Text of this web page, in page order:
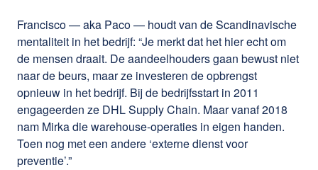
Francisco — aka Paco — houdt van de Scandinavische
mentaliteit in het bedrijf: “Je merkt dat het hier echt om
de mensen draait. De aandeelhouders gaan bewust niet
naar de beurs, maar ze investeren de opbrengst
opnieuw in het bedrijf. Bij de bedrijfsstart in 2011
engageerden ze DHL Supply Chain. Maar vanaf 2018
nam Mirka die warehouse-operaties in eigen handen.
Toen nog met een andere ‘externe dienst voor
preventie’.”